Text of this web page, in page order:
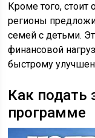
Кроме того, стоит
регионы
семей с детьми.
финансовой
быстрому
Как подать
программе